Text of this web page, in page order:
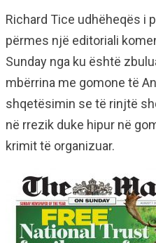
Richard Tice udhëheqës i
përmes një editoriali
Sunday nga ku është
mbërrina me gomone të
shqetësimin se të rinjtë
në rrezik duke hipur në
krimit të organizuar.